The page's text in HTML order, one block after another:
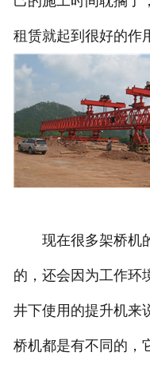
租赁就起到很好的作
现在很多架桥机的
的，还会因为工作环
井下使用的提升机来
桥机都是有不同的，